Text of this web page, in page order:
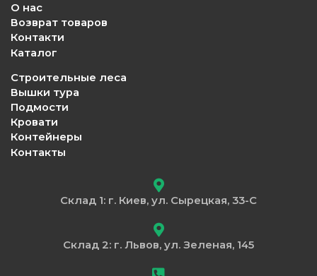
О нас
Возврат товаров
Контакти
Каталог
Строительные леса
Вышки тура
Подмости
Кровати
Контейнеры
Контакты
Склад 1: г. Киев, ул. Сырецкая, 33-С
Склад 2: г. Львов, ул. Зеленая, 145